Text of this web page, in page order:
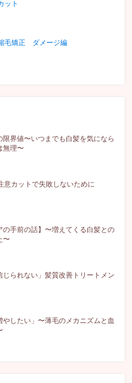
ット
毛矯正 ダメージ編
限界値〜いつまでも白髪を気になら
無理〜
意カットで失敗しないために
の手前の話】〜増えてくる白髪との
〜
じられない」髪質改善トリートメン
やしたい」〜薄毛のメカニズムと血